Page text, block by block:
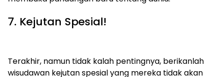
7. Kejutan Spesial!
Terakhir, namun tidak kalah pentingnya, berikanlah
wisudawan kejutan spesial yang mereka tidak akan